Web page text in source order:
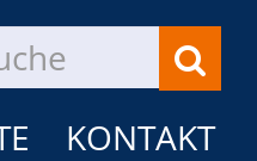
KONTAKT